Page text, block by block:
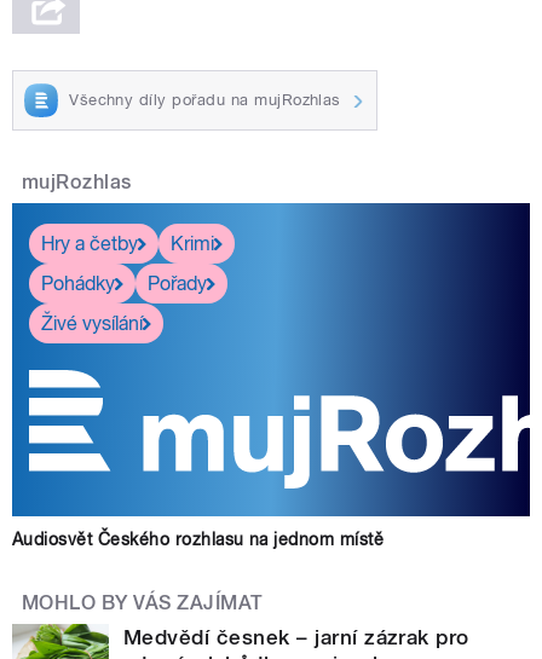
Všechny díly pořadu na mujRozhlas
mujRozhlas
Hry a četby
Krimi
Pohádky
Pořady
Živé vysílání
Audiosvět Českého rozhlasu na jednom místě
MOHLO BY VÁS ZAJÍMAT
Medvědí česnek – jarní zázrak pro